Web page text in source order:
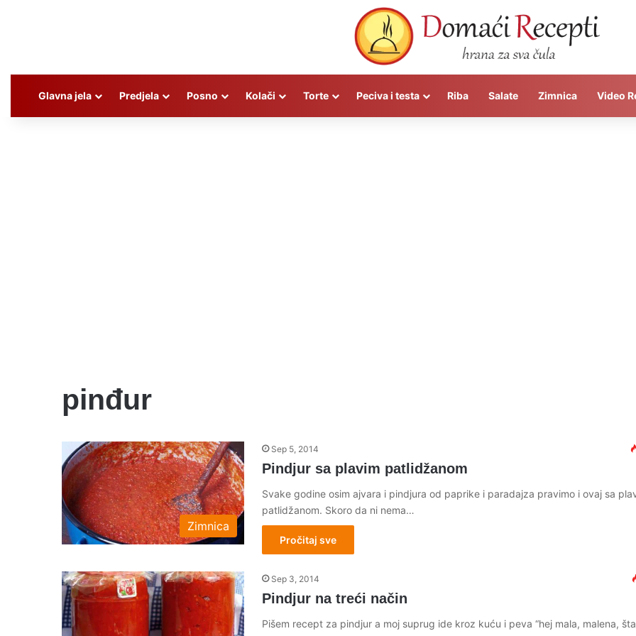
Glavna jela Predjela Posno Kolači Torte Peciva i testa Riba Salate Zimnica Video
pinđur
Zimnica
Sep 5, 2014
Pindjur sa plavim patlidžanom
Svake godine osim ajvara i pindjura od paprike i paradajza pravimo i ovaj sa
patlidžanom. Skoro da ni nema…
Pročitaj sve
Sep 3, 2014
Pindjur na treći način
Pišem recept za pindjur a moj suprug ide kroz kuću i peva “hej mala, malena,